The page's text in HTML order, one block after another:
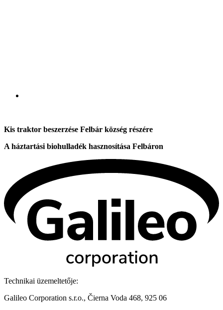
Kis traktor beszerzése Felbár község részére
A háztartási biohulladék hasznosítása Felbáron
Technikai üzemeltetője:
Galileo Corporation s.r.o., Čierna Voda 468, 925 06